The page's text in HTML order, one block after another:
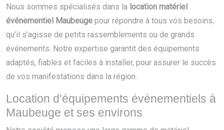
Nous sommes spécialisés dans la location matériel
événementiel Maubeuge pour répondre à tous vos besoins,
qu’il s’agisse de petits rassemblements ou de grands
événements. Notre expertise garantit des équipements
adaptés, fiables et faciles à installer, pour assurer le succès
de vos manifestations dans la région.
Location d’équipements événementiels à
Maubeuge et ses environs